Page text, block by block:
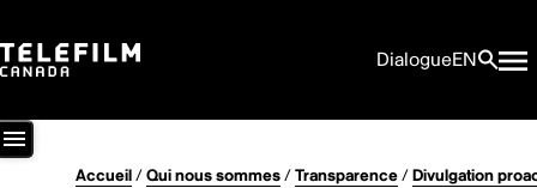
DialogueEN
Accueil/Qui nous sommes/Transparence/Divulgation